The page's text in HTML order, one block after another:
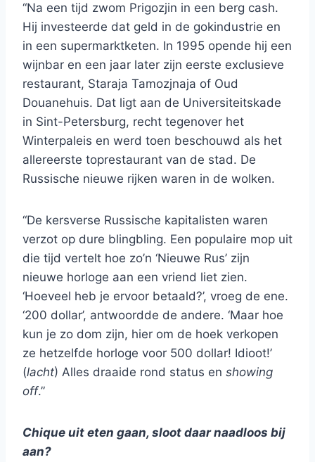
“Na een tijd zwom Prigozjin in een berg cash.
Hij investeerde dat geld in de gokindustrie en
in een supermarktketen. In 1995 opende hij een
wijnbar en een jaar later zijn eerste exclusieve
restaurant, Staraja Tamozjnaja of Oud
Douanehuis. Dat ligt aan de Universiteitskade
in Sint-Petersburg, recht tegenover het
Winterpaleis en werd toen beschouwd als het
allereerste toprestaurant van de stad. De
Russische nieuwe rijken waren in de wolken.
“De kersverse Russische kapitalisten waren
verzot op dure blingbling. Een populaire mop uit
die tijd vertelt hoe zo’n ‘Nieuwe Rus’ zijn
nieuwe horloge aan een vriend liet zien.
‘Hoeveel heb je ervoor betaald?’, vroeg de ene.
‘200 dollar’, antwoordde de andere. ‘Maar hoe
kun je zo dom zijn, hier om de hoek verkopen
ze hetzelfde horloge voor 500 dollar! Idioot!’
(lacht) Alles draaide rond status en showing
off.”
Chique uit eten gaan, sloot daar naadloos bij
aan?